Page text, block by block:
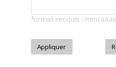
Télécharger
format recquis : mm/aaaa